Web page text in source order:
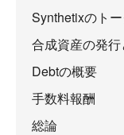
Synthetixのト
合成資産の発
Debtの概要
手数料報酬
総論